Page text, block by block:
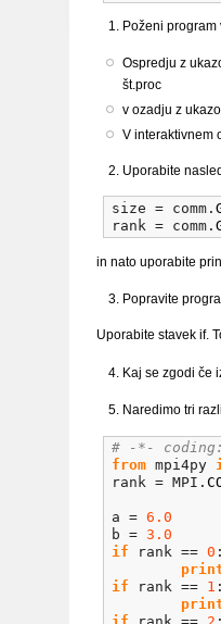
Poženi program
Ospredju z
št.proc
v ozadju z
V interaktivnem
Uporabite
size = comm.
rank = comm.
in nato uporabite
Popravite
Uporabite stavek if.
Kaj se zgodi če
Naredimo tri
# -*-
from mpi4py
rank = MPI.
a = 6.0
b = 3.0
if rank == 0 :
if rank == 1 :